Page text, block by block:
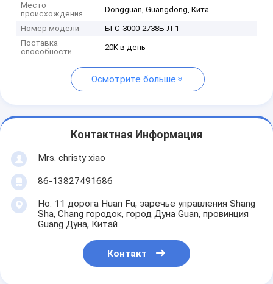
Место
происхождения
Dongguan, Guangdong, Кита
Номер модели
БГС-3000-2738Б-Л-1
Поставка
способности
20K в день
Осмотрите больше
Контактная Информация
Mrs. christy xiao
86-13827491686
Но. 11 дорога Huan Fu, заречье управления Shang
Sha, Chang городок, город Дуна Guan, провинция
Guang Дуна, Китай
Контакт